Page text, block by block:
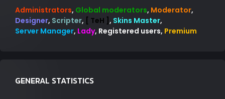
Administrators, Global moderators, Moderator,
Designer, Scripter, [ TeH ] , Skins Master,
Server Manager, Lady, Registered users, Premium
GENERAL STATISTICS